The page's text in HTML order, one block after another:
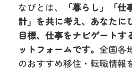
なびとは、
「暮らし」「
計」を共に考え、あなたに
目標、仕事をナビゲートす
ットフォームです。 全国各
のおすすめ移住・転職情報